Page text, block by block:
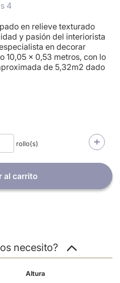
4
en relieve texturado
y pasión del interiorista
en decorar
10,05 x 0,53 metros, con lo
de 5,32m2 dado
la tira de papel pintado.
rollo(s) +
al carrito
necesito?
Altura